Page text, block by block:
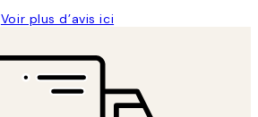
Voir plus d’avis ici